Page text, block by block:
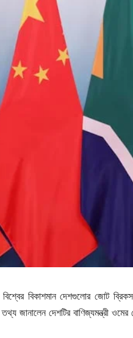
বিকাশমান দেশগুলোর জোট
জানালেন দেশটির বাণিজ্যমন্ত্রী